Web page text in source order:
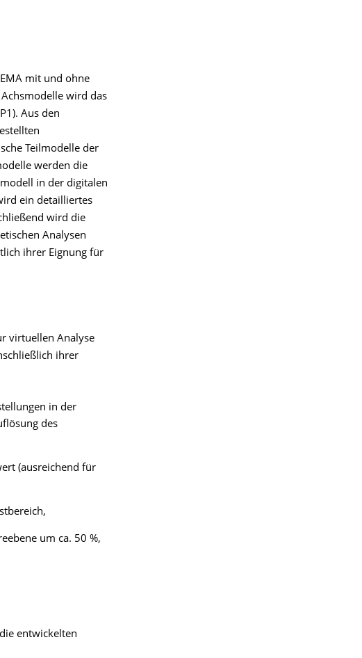
mit und ohne
wird das
Aus den
Teilmodelle der
werden die
in der digitalen
ein detailliertes
wird die
Analysen
ihrer Eignung für
virtuellen Analyse
ihrer
in der
des
(ausreichend für
um ca. 50 %,
entwickelten